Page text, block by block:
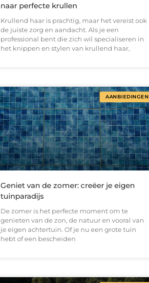
naar perfecte krullen
Krullend haar is prachtig, maar het vereist ook
de juiste zorg en aandacht. Als je een
professional bent die zich wil specialiseren in
het knippen en stylen van krullend haar,
AANBIEDINGEN
Geniet van de zomer: creëer je eigen
tuinparadijs
De zomer is het perfecte moment om te
genieten van de zon, de natuur en vooral van
je eigen achtertuin. Of je nu een grote tuin
hebt of een bescheiden